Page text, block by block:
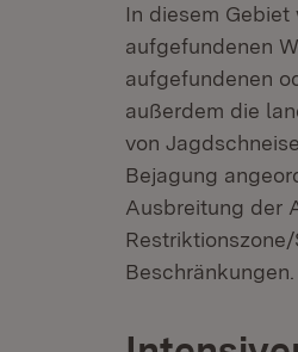
In diesem
aufgefundenen
aufgefundenen
außerdem die
von
Bejagung
Ausbreitung der
Beschränkungen.